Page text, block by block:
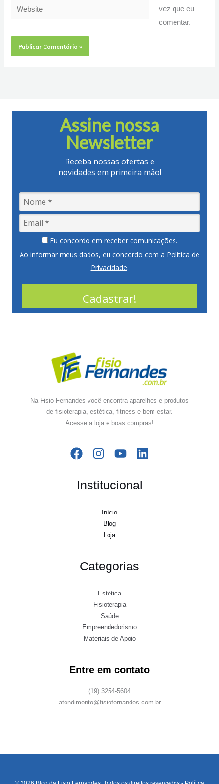
Website
vez que eu
comentar.
Assine nossa
Newsletter
Receba nossas ofertas e
novidades em primeira mão!
Eu concordo em receber comunicações.
Ao informar meus dados, eu concordo com a Política de
Privacidade.
Cadastrar!
Na Fisio Fernandes você encontra aparelhos e produtos
de fisioterapia, estética, fitness e bem-estar.
Acesse a loja e boas compras!
Institucional
Início
Blog
Loja
Categorias
Estética
Fisioterapia
Saúde
Empreendedorismo
Materiais de Apoio
Entre em contato
(19) 3254-5604
atendimento@fisiofernandes.com.br